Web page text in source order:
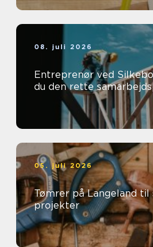
08. juli 2026
Entreprenør ved
du den rette
05. juli 2026
Tømrer på Langeland til
projekter